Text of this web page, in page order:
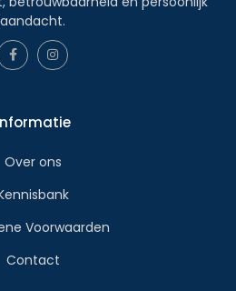
aandacht.
Over ons
Voorwaarden
Contact